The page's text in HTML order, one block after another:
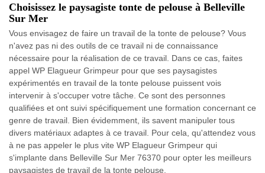
Choisissez le paysagiste tonte de pelouse à Belleville
Sur Mer
Vous envisagez de faire un travail de la tonte de pelouse? Vous
n'avez pas ni des outils de ce travail ni de connaissance
nécessaire pour la réalisation de ce travail. Dans ce cas, faites
appel WP Elagueur Grimpeur pour que ses paysagistes
expérimentés en travail de la tonte pelouse puissent vois
intervenir à s'occuper votre tâche. Ce sont des personnes
qualifiées et ont suivi spécifiquement une formation concernant ce
genre de travail. Bien évidemment, ils savent manipuler tous
divers matériaux adaptes à ce travail. Pour cela, qu'attendez vous
à ne pas appeler le plus vite WP Elagueur Grimpeur qui
s'implante dans Belleville Sur Mer 76370 pour opter les meilleurs
paysagistes de travail de la tonte pelouse.